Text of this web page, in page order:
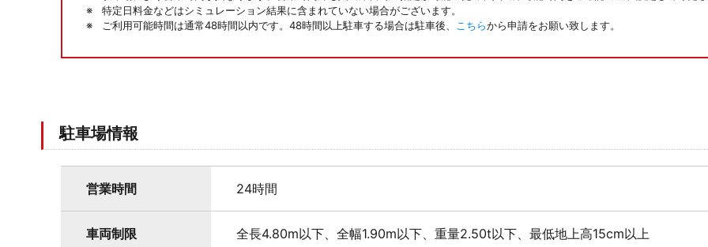
特定日料金などはシミュレーション結果に含まれていない場合がございます。
ご利用可能時間は通常48時間以内です。48時間以上駐車する場合は駐車後、
こちらから申請をお願い致します。
駐車場情報
営業時間 24時間
車両制限 全長4.80m以下、全幅1.90m以下、重量2.50t以下、最低地上高15cm以上